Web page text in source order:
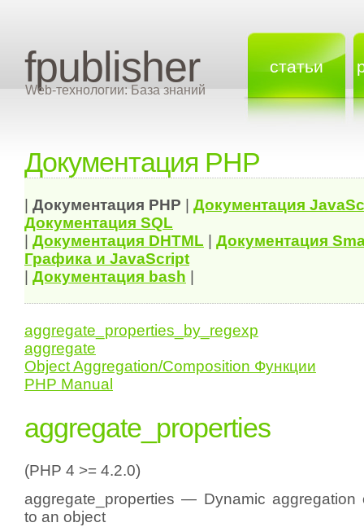
fpublisher
Web-технологии: База знаний
статьи
Документация PHP
Документация PHP Документация
Документация SQL
Документация DHTML
Документация
Графика и JavaScript
Документация bash
aggregate_properties_by_regexp
aggregate
Object Aggregation/Composition Функции
PHP Manual
aggregate_properties
(PHP 4 >= 4.2.0)
aggregate_properties — Dynamic aggregation
to an object